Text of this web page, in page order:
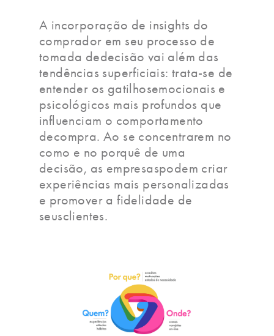
A incorporação de insights do
comprador em seu processo de
tomada dedecisão vai além das
tendências superficiais: trata-se de
entender os gatilhosemocionais e
psicológicos mais profundos que
influenciam o comportamento
decompra. Ao se concentrarem no
como e no porquê de uma
decisão, as empresaspodem criar
experiências mais personalizadas
e promover a fidelidade de
seusclientes.